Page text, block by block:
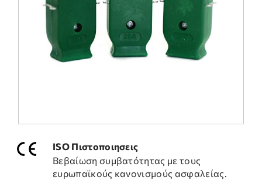
ΣΥΧΝΕΣ ΕΡΩΤΗΣΕΙΣ
ΤΕΧΝΙΚΗ ΥΠΟΣΤΗΡΙΞΗ
ISO Πιστοποιησεις
Βεβαίωση συμβατότητας με τους
ευρωπαϊκούς κανονισμούς ασφαλείας.